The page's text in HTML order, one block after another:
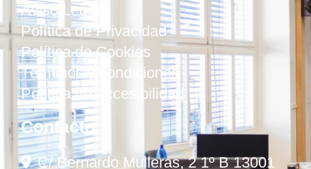
Aviso Legal
Política de Privacidad
Política de Cookies
Términos y condiciones
Política de Accesibilidad
Contacto
C/ Bernardo Mulleras, 2 1º B 13001